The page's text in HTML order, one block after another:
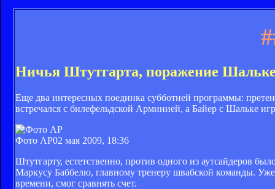
Ничья Штутгарта, поражение
Еще два интересных поединка субботней программы:
встречался с билефельдской Арминией, а Байер с Шальке
Фото AP02 мая 2009, 18:36
Штутгарту, естетственно, против одного из аутсайдеров
Маркусу Баббелю, главному тренеру швабской команды.
времени, смог сравнять счет.